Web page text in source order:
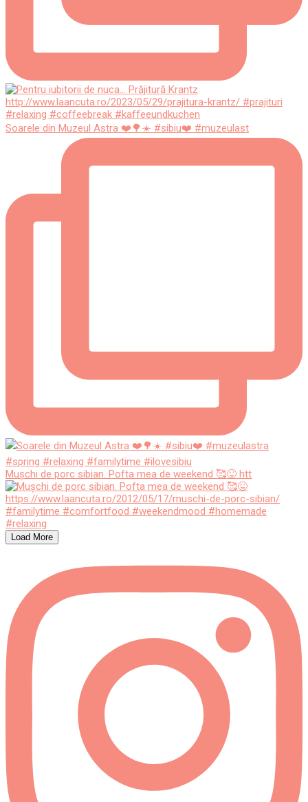
Soarele din Muzeul Astra ❤️🌳☀️ #sibiu❤️ #muzeulast
Mușchi de porc sibian. Pofta mea de weekend 🥰😜 htt
Load More